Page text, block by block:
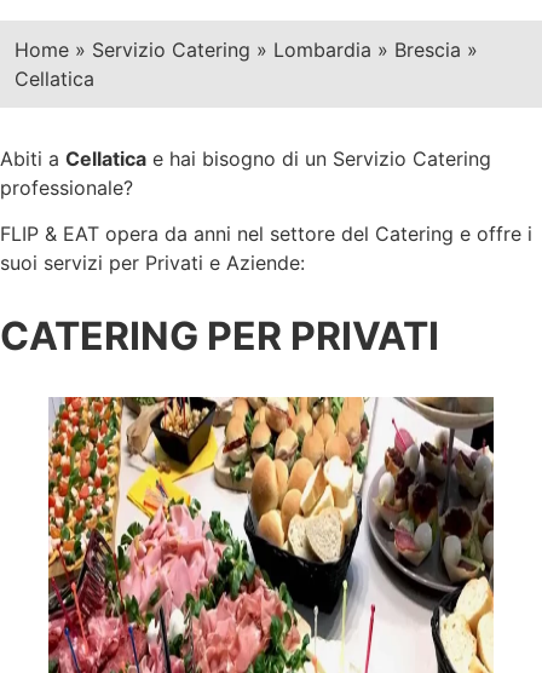
Home » Servizio Catering » Lombardia » Brescia »
Cellatica
Abiti a Cellatica e hai bisogno di un Servizio Catering
professionale?
FLIP & EAT opera da anni nel settore del Catering e offre i
suoi servizi per Privati e Aziende:
CATERING PER PRIVATI